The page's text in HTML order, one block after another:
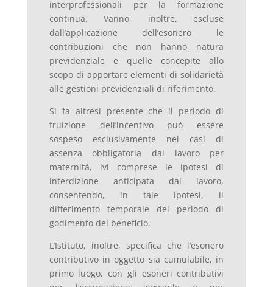
interprofessionali per la formazione
continua. Vanno, inoltre, escluse
dall’applicazione dell’esonero le
contribuzioni che non hanno natura
previdenziale e quelle concepite allo
scopo di apportare elementi di solidarietà
alle gestioni previdenziali di riferimento.
Si fa altresì presente che il periodo di
fruizione dell’incentivo può essere
sospeso esclusivamente nei casi di
assenza obbligatoria dal lavoro per
maternità, ivi comprese le ipotesi di
interdizione anticipata dal lavoro,
consentendo, in tale ipotesi, il
differimento temporale del periodo di
godimento del beneficio.
L’Istituto, inoltre, specifica che l’esonero
contributivo in oggetto sia cumulabile, in
primo luogo, con gli esoneri contributivi